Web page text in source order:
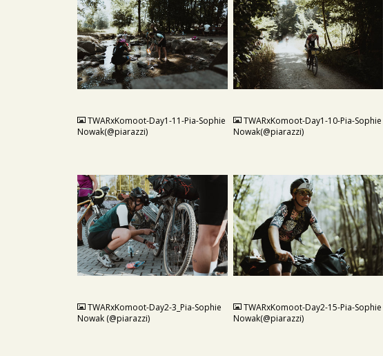
JPG
TWARxKomoot-Day1-11-Pia-Sophie
Nowak(@piarazzi)
JPG
TWARxKomoot-Day1-10-Pia-Sophie
Nowak(@piarazzi)
JPG
TWARxKomoot-Day2-3_Pia-Sophie
Nowak (@piarazzi)
JPG
TWARxKomoot-Day2-15-Pia-Sophie
Nowak(@piarazzi)